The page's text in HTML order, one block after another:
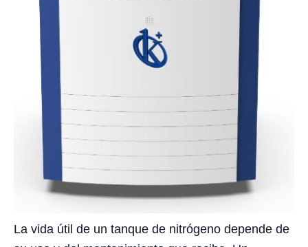
La vida útil de un tanque de nitrógeno depende de